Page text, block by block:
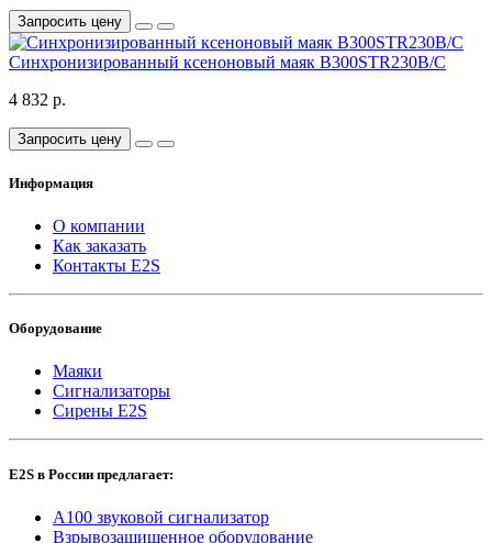
Запросить цену
Синхронизированный ксеноновый маяк B300STR230B/C
4 832 р.
Запросить цену
Информация
О компании
Как заказать
Контакты E2S
Оборудование
Маяки
Сигнализаторы
Сирены E2S
E2S в России предлагает:
A100 звуковой сигнализатор
Взрывозащищенное оборудование